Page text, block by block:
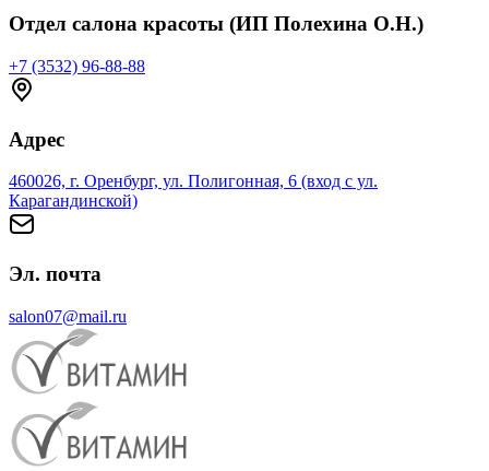
Отдел салона красоты (ИП Полехина О.Н.)
+7 (3532) 96-88-88
Адрес
460026, г. Оренбург, ул. Полигонная, 6 (вход с ул.
Карагандинской)
Эл. почта
salon07@mail.ru